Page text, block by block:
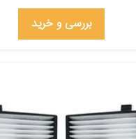
بررسی و خرید